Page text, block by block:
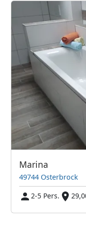
Marina
49744 Osterbrock
2-5 Pers.